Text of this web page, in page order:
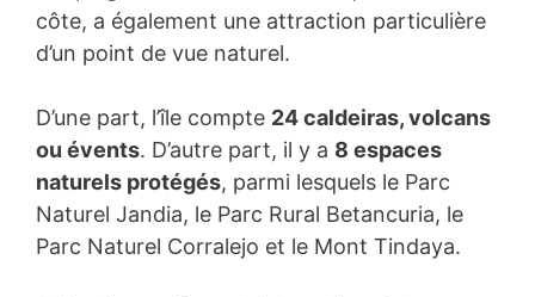
côte, a également une attraction particulière
d’un point de vue naturel.
D’une part, l’île compte 24 caldeiras, volcans
ou évents. D’autre part, il y a 8 espaces
naturels protégés, parmi lesquels le Parc
Naturel Jandia, le Parc Rural Betancuria, le
Parc Naturel Corralejo et le Mont Tindaya.